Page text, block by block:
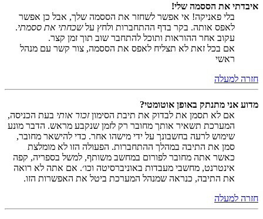
איבדתי את הססמה שלי!
בלי פאניקה! אי אפשר לשחזר את הססמה שלך, אבל כן אפשר
לאפס אותה. בקר בדף ההתחברות ולחץ עלשכחתי את ססמתי.
עקוב אחר ההוראות ותוכל להתחבר שוב תוך זמן קצר.
אם בכל זאת לא תצליח לאפס את הססמה, צור קשר עם מנהל
ראשי
חזרה למעלה
מדוע אני מתנתק באופן אוטומטי?
אם לא תסמן את לבדוק את תיבת הסימוןזכור אותי בעת הכניסה,
המערכת תשאיר אותך מחובר רק לזמן שנקבע מראש. הדבר מונע
שימוש לרעה בחשבונך על ידי מישהו אחר. כדי להישאר מחובר,
סמן את התיבה במהלך ההתחברות. הפעולה הזו לא מומלצת
כאשר אתה מחובר לפורום במחשב משותף, למשל בספריה, קפה
אינטרנט, מחשבי מעבדות באוניברסיטה וכו׳. אם אתה לא רואה
את התיבה, כנראה שמנהל המערכת ביטל את האפשרות הזו.
חזרה למעלה